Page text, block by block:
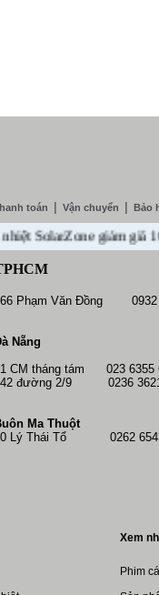
toán Vận chuyển Bảo
SolarZone giảm giá
Phạm Văn Đồng 0932
Nẵng
CM tháng tám 023 6355
đường 2/9 0236
Ma Thuột
Lý Thái Tổ 0262
Xem
Phim